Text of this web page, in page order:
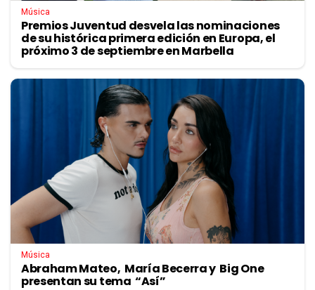
Música
Premios Juventud desvela las nominaciones
de su histórica primera edición en Europa, el
próximo 3 de septiembre en Marbella
Música
Abraham Mateo, María Becerra y Big One
presentan su tema “Así”